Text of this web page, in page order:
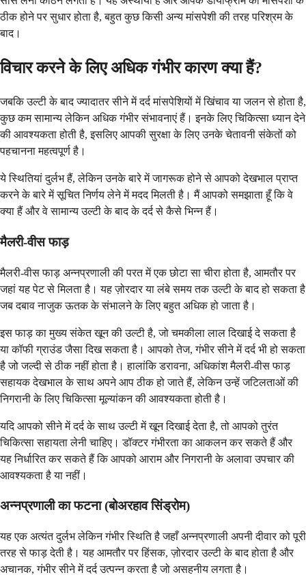
ठीक होने पर सुधार होता है, बहुत कुछ किसी अन्य मांसपेशी की तरह परिश्रम के
बाद।
विचार करने के लिए अधिक गंभीर कारण क्या हैं?
जबकि उल्टी के बाद ज्यादातर सीने में दर्द मांसपेशियों में खिंचाव या जलन से होता है,
कुछ कम सामान्य लेकिन अधिक गंभीर संभावनाएं हैं। इनके लिए चिकित्सा ध्यान देने
की आवश्यकता होती है, इसलिए आपकी सुरक्षा के लिए उनके चेतावनी संकेतों को
पहचानना महत्वपूर्ण है।
ये स्थितियां दुर्लभ हैं, लेकिन उनके बारे में जागरूक होने से आपको देखभाल प्राप्त
करने के बारे में सूचित निर्णय लेने में मदद मिलती है। मैं आपको समझाता हूँ कि वे
क्या हैं और वे सामान्य उल्टी के बाद के दर्द से कैसे भिन्न हैं।
मैलरी-वीस फाड़
मैलरी-वीस फाड़ अन्नप्रणाली की परत में एक छोटा सा चीरा होता है, आमतौर पर
जहां यह पेट से मिलता है। यह ज़ोरदार या लंबे समय तक उल्टी के बाद हो सकता है
जब दबाव नाजुक ऊतक के संभालने के लिए बहुत अधिक हो जाता है।
इस फाड़ का मुख्य संकेत खून की उल्टी है, जो चमकीला लाल दिखाई दे सकता है
या कॉफी ग्राउंड जैसा दिख सकता है। आपको तेज, गंभीर सीने में दर्द भी हो सकता
है जो जल्दी से ठीक नहीं होता है। हालांकि डरावना, अधिकांश मैलरी-वीस फाड़
सहायक देखभाल के साथ अपने आप ठीक हो जाते हैं, लेकिन उन्हें जटिलताओं की
निगरानी के लिए चिकित्सा मूल्यांकन की आवश्यकता होती है।
यदि आपको सीने में दर्द के साथ उल्टी में खून दिखाई देता है, तो आपको तुरंत
चिकित्सा सहायता लेनी चाहिए। डॉक्टर गंभीरता का आकलन कर सकते हैं और
यह निर्धारित कर सकते हैं कि आपको आराम और निगरानी के अलावा उपचार की
आवश्यकता है या नहीं।
अन्नप्रणाली का फटना (बोअरहाव सिंड्रोम)
यह एक अत्यंत दुर्लभ लेकिन गंभीर स्थिति है जहाँ अन्नप्रणाली अपनी दीवार को पूरी
तरह से फाड़ देती है। यह आमतौर पर हिंसक, ज़ोरदार उल्टी के बाद होता है और
अचानक, गंभीर सीने में दर्द उत्पन्न करता है जो असहनीय लगता है।